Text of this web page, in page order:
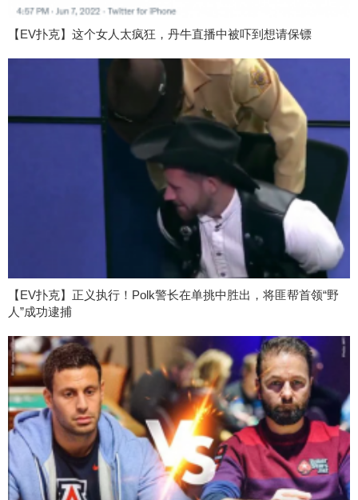
【EV扑克】这个女人太疯狂，丹牛直播中被吓到想请保镖
【EV扑克】正义执行！Polk警长在单挑中胜出，将匪帮首领“野
人”成功逮捕